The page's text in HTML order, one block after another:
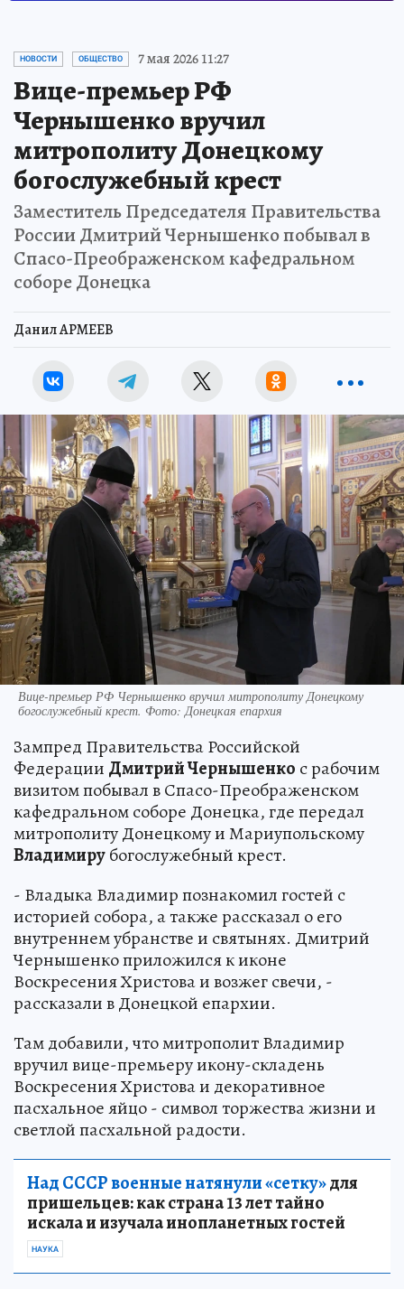
НОВОСТИ ОБЩЕСТВО 7 мая 2026 11:27
Вице-премьер РФ
Чернышенко вручил
митрополиту Донецкому
богослужебный крест
Заместитель Председателя Правительства
России Дмитрий Чернышенко побывал в
Спасо-Преображенском кафедральном
соборе Донецка
Данил АРМЕЕВ
Вице-премьер РФ Чернышенко вручил митрополиту Донецкому
богослужебный крест. Фото: Донецкая епархия
Зампред Правительства Российской
Федерации Дмитрий Чернышенко с рабочим
визитом побывал в Спасо-Преображенском
кафедральном соборе Донецка, где передал
митрополиту Донецкому и Мариупольскому
Владимирубогослужебный крест.
- Владыка Владимир познакомил гостей с
историей собора, а также рассказал о его
внутреннем убранстве и святынях. Дмитрий
Чернышенко приложился к иконе
Воскресения Христова и возжег свечи, -
рассказали в Донецкой епархии.
Там добавили, что митрополит Владимир
вручил вице-премьеру икону-складень
Воскресения Христова и декоративное
пасхальное яйцо - символ торжества жизни и
светлой пасхальной радости.
Над СССР военные натянули «сетку»для
пришельцев: как страна 13 лет тайно
искала и изучала инопланетных гостей
НАУКА